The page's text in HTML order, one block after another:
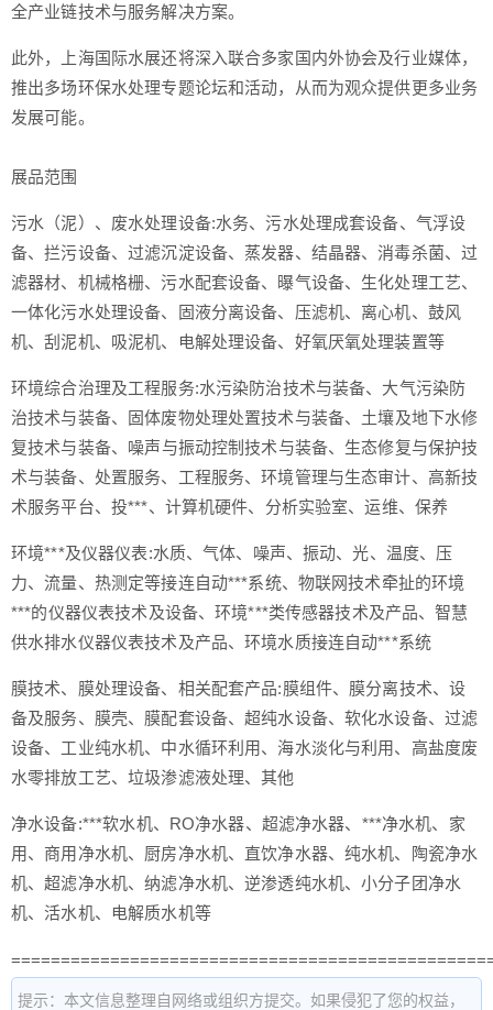
全产业链技术与服务解决方案。
此外，上海国际水展还将深入联合多家国内外协会及行业媒体，
推出多场环保水处理专题论坛和活动，从而为观众提供更多业务
发展可能。
展品范围
污水（泥）、废水处理设备:水务、污水处理成套设备、气浮设
备、拦污设备、过滤沉淀设备、蒸发器、结晶器、消毒杀菌、过
滤器材、机械格栅、污水配套设备、曝气设备、生化处理工艺、
一体化污水处理设备、固液分离设备、压滤机、离心机、鼓风
机、刮泥机、吸泥机、电解处理设备、好氧厌氧处理装置等
环境综合治理及工程服务:水污染防治技术与装备、大气污染防
治技术与装备、固体废物处理处置技术与装备、土壤及地下水修
复技术与装备、噪声与振动控制技术与装备、生态修复与保护技
术与装备、处置服务、工程服务、环境管理与生态审计、高新技
术服务平台、投***、计算机硬件、分析实验室、运维、保养
环境***及仪器仪表:水质、气体、噪声、振动、光、温度、压
力、流量、热测定等接连自动***系统、物联网技术牵扯的环境
***的仪器仪表技术及设备、环境***类传感器技术及产品、智慧
供水排水仪器仪表技术及产品、环境水质接连自动***系统
膜技术、膜处理设备、相关配套产品:膜组件、膜分离技术、设
备及服务、膜壳、膜配套设备、超纯水设备、软化水设备、过滤
设备、工业纯水机、中水循环利用、海水淡化与利用、高盐度废
水零排放工艺、垃圾渗滤液处理、其他
净水设备:***软水机、RO净水器、超滤净水器、***净水机、家
用、商用净水机、厨房净水机、直饮净水器、纯水机、陶瓷净水
机、超滤净水机、纳滤净水机、逆渗透纯水机、小分子团净水
机、活水机、电解质水机等
提示：本文信息整理自网络或组织方提交。如果侵犯了您的权益，